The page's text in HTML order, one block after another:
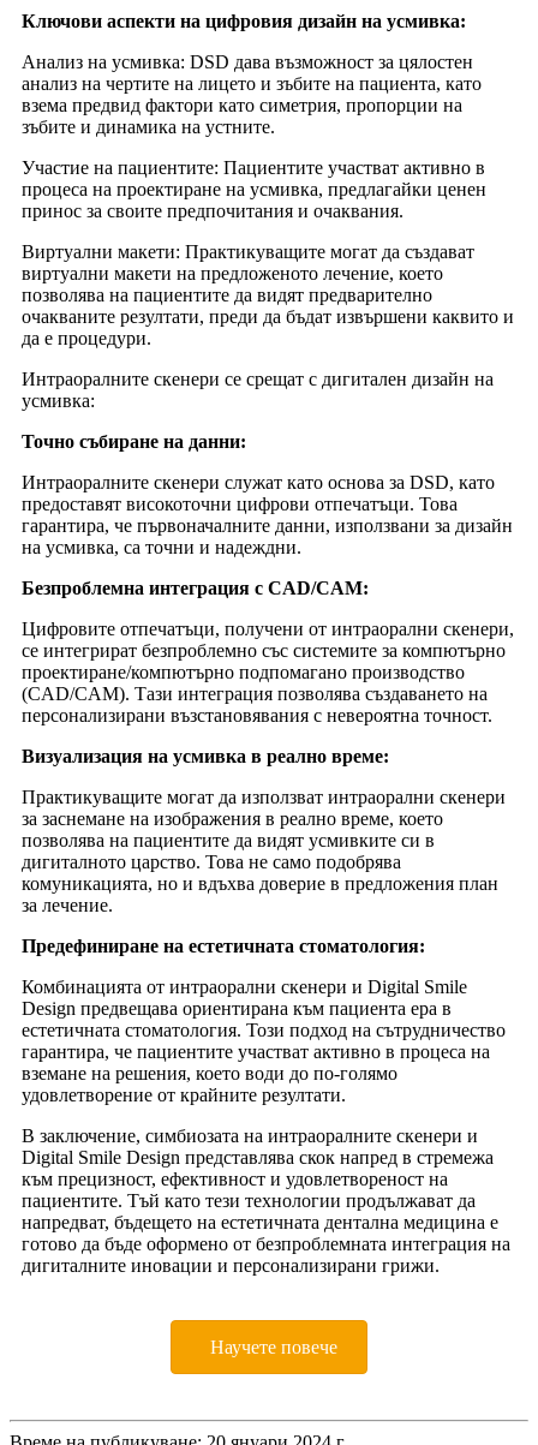
Ключови аспекти на цифровия дизайн на усмивка:
Анализ на усмивка: DSD дава възможност за цялостен
анализ на чертите на лицето и зъбите на пациента, като
взема предвид фактори като симетрия, пропорции на
зъбите и динамика на устните.
Участие на пациентите: Пациентите участват активно в
процеса на проектиране на усмивка, предлагайки ценен
принос за своите предпочитания и очаквания.
Виртуални макети: Практикуващите могат да създават
виртуални макети на предложеното лечение, което
позволява на пациентите да видят предварително
очакваните резултати, преди да бъдат извършени каквито и
да е процедури.
Интраоралните скенери се срещат с дигитален дизайн на
усмивка:
Точно събиране на данни:
Интраоралните скенери служат като основа за DSD, като
предоставят високоточни цифрови отпечатъци. Това
гарантира, че първоначалните данни, използвани за дизайн
на усмивка, са точни и надеждни.
Безпроблемна интеграция с CAD/CAM:
Цифровите отпечатъци, получени от интраорални скенери,
се интегрират безпроблемно със системите за компютърно
проектиране/компютърно подпомагано производство
(CAD/CAM). Тази интеграция позволява създаването на
персонализирани възстановявания с невероятна точност.
Визуализация на усмивка в реално време:
Практикуващите могат да използват интраорални скенери
за заснемане на изображения в реално време, което
позволява на пациентите да видят усмивките си в
дигиталното царство. Това не само подобрява
комуникацията, но и вдъхва доверие в предложения план
за лечение.
Предефиниране на естетичната стоматология:
Комбинацията от интраорални скенери и Digital Smile
Design предвещава ориентирана към пациента ера в
естетичната стоматология. Този подход на сътрудничество
гарантира, че пациентите участват активно в процеса на
вземане на решения, което води до по-голямо
удовлетворение от крайните резултати.
В заключение, симбиозата на интраоралните скенери и
Digital Smile Design представлява скок напред в стремежа
към прецизност, ефективност и удовлетвореност на
пациентите. Тъй като тези технологии продължават да
напредват, бъдещето на естетичната дентална медицина е
готово да бъде оформено от безпроблемната интеграция на
дигиталните иновации и персонализирани грижи.
Научете повече